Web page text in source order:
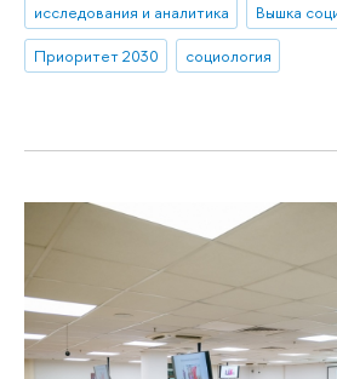
исследования и аналитика
Вышка
Приоритет 2030
социология